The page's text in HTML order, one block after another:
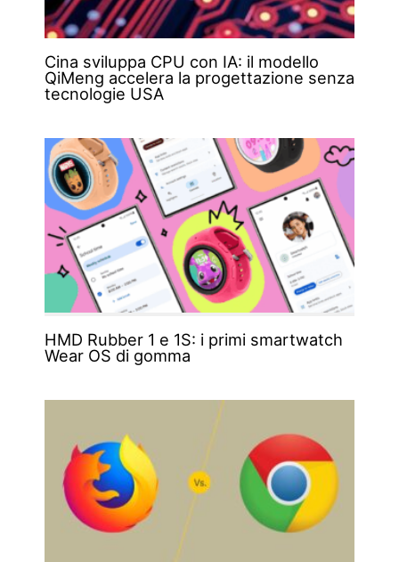
Cina sviluppa CPU con IA: il modello
QiMeng accelera la progettazione senza
tecnologie USA
HMD Rubber 1 e 1S: i primi smartwatch
Wear OS di gomma